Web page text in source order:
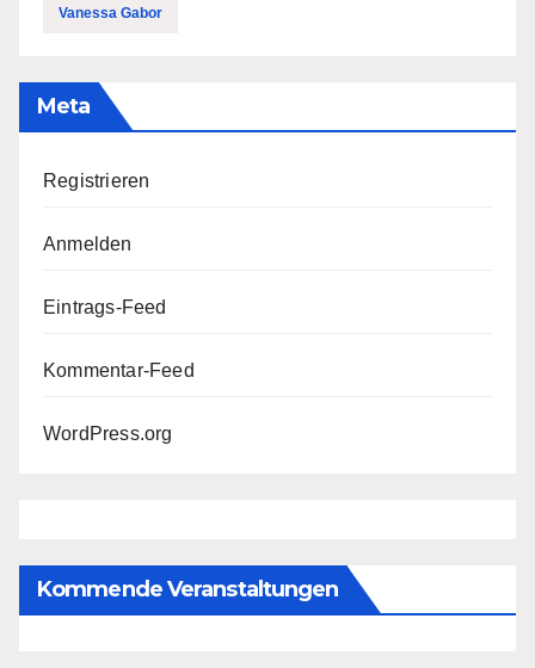
Vanessa Gabor
Meta
Registrieren
Anmelden
Eintrags-Feed
Kommentar-Feed
WordPress.org
Kommende Veranstaltungen